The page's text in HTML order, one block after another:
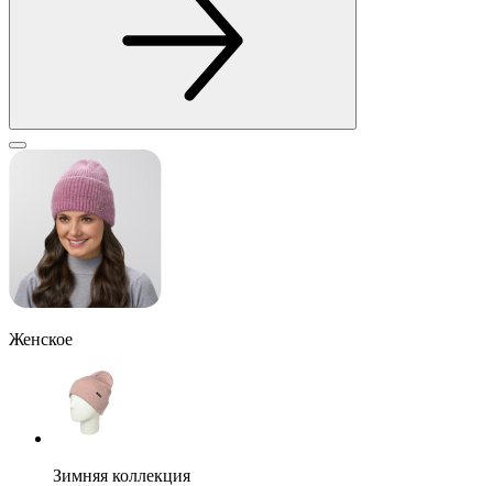
Женское
Зимняя коллекция